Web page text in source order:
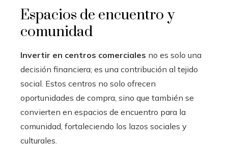
Espacios de encuentro y
comunidad
Invertir en centros comerciales no es solo una
decisión financiera; es una contribución al tejido
social. Estos centros no solo ofrecen
oportunidades de compra, sino que también se
convierten en espacios de encuentro para la
comunidad, fortaleciendo los lazos sociales y
culturales.